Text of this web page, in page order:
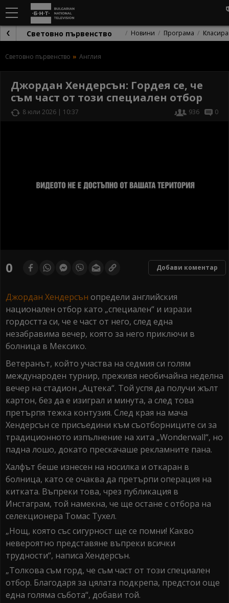
Световно първенство Новини Програма
Световно първенство Англия
Джордан Хендерсън: Гордея се, че
съм част от този специален отбор
8 юли 2026 | 10:37 936 0
of0 Добави коментар
Джордан Хендерсън определи английския
национален отбор като „специален“ и изрази
гордостта си, че е част от него, след една
незабравима вечер, която за него приключи в
болница в Мексико.
Ветеранът, който участва на седмия си голям
международен турнир, преживя необичайна неделна
вечер на стадион „Ацтека“. Той успя да получи жълт
картон, без да е изиграл и минута, а след това
претърпя тежка контузия. След края на мача
Хендерсън се присъедини към съотборниците си за
традиционното изпълнение на хита „Wonderwall“, но
падна лошо, докато прескачаше рекламните пана.
Халфът беше изнесен на носилка и откаран в
болница, като се очаква да претърпи операция на
китката. Въпреки това, чрез публикация в
Инстаграм, той намекна, че ще остане с отбора на
селекционера Томас Тухел.
„Нощ, която със сигурност ще се помни! Какво
невероятно представяне въпреки всички
трудности“, написа Хендерсън.
„Толкова съм горд, че съм част от този специален
отбор. Благодаря за цялата подкрепа, предстои още
една голяма събота“, добави той.